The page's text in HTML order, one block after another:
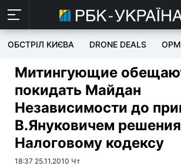
ОБСТРІЛ КИЄВА DRONE DEALS
Митингующие
покидать Майдан
Независимости до
В.Януковичем
Налоговому кодексу
18:37 25.11.2010 Чт